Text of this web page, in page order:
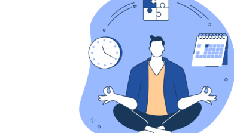
Une
saisie simple
et ergonomique
12 onglets avec
15 questions maximum
Les labels des champs en français
Les champs des eForms gérés en
coulisses